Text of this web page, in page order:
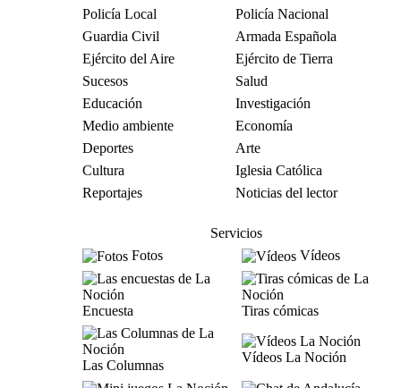
Policía Local
Policía Nacional
Guardia Civil
Armada Española
Ejército del Aire
Ejército de Tierra
Sucesos
Salud
Educación
Investigación
Medio ambiente
Economía
Deportes
Arte
Cultura
Iglesia Católica
Reportajes
Noticias del lector
Servicios
Fotos
Vídeos
Encuesta Tiras cómicas
Las Columnas
Vídeos La Noción